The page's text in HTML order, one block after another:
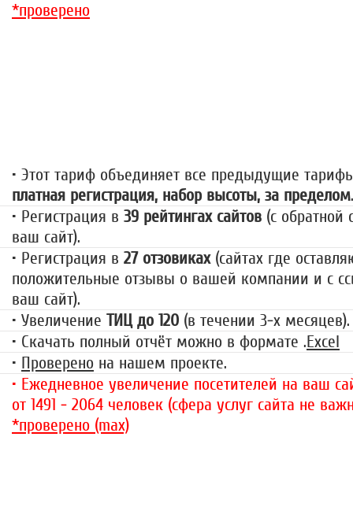
*проверено
• Этот тариф объединяет все предыдущие
платная регистрация, набор высоты, за пределом.
• Регистрация в 39 рейтингах сайтов (с обратной
ваш сайт).
• Регистрация в 27 отзовиках(сайтах где
положительные отзывы о вашей компании и с
ваш сайт).
• Увеличение ТИЦ до 120 (в течении 3-х месяцев).
• Скачать полный отчёт можно в формате .Excel
• Проверено на нашем проекте.
• Ежедневное увеличение посетителей на ваш
от 1491 - 2064 человек (сфера услуг сайта не
*проверено (max)